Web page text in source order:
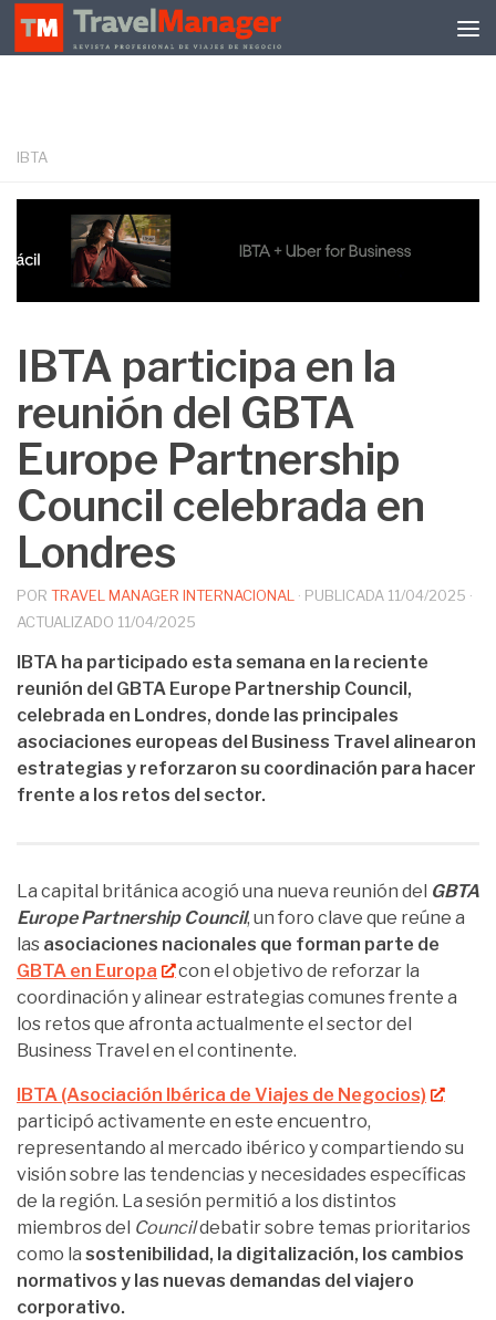
Debajo del contenido
IBTA
IBTA participa en la
reunión del GBTA
Europe Partnership
Council celebrada en
Londres
POR TRAVEL MANAGER INTERNACIONAL · PUBLICADA 11/04/2025 ·
ACTUALIZADO 11/04/2025
IBTA ha participado esta semana en la reciente
reunión del GBTA Europe Partnership Council,
celebrada en Londres, donde las principales
asociaciones europeas del Business Travel alinearon
estrategias y reforzaron su coordinación para hacer
frente a los retos del sector.
La capital británica acogió una nueva reunión del GBTA
Europe Partnership Council, un foro clave que reúne a
las asociaciones nacionales que forman parte de
GBTA en Europa
con el objetivo de reforzar la
coordinación y alinear estrategias comunes frente a
los retos que afronta actualmente el sector del
Business Travel en el continente.
IBTA (Asociación Ibérica de Viajes de Negocios)
participó activamente en este encuentro,
representando al mercado ibérico y compartiendo su
visión sobre las tendencias y necesidades específicas
de la región. La sesión permitió a los distintos
miembros del Councildebatir sobre temas prioritarios
como la sostenibilidad, la digitalización, los cambios
normativos y las nuevas demandas del viajero
corporativo.